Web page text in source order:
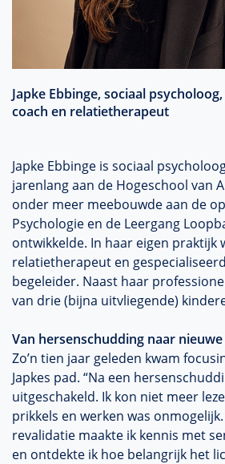
Japke Ebbinge, sociaal psycholoog,
coach en relatietherapeut
Japke Ebbinge is sociaal
jarenlang aan de Hogeschool van
onder meer meebouwde aan de
Psychologie en de Leergang
ontwikkelde. In haar eigen praktijk
relatietherapeut en
begeleider. Naast haar
van drie (bijna uitvliegende)
Van hersenschudding naar
Zo’n tien jaar geleden kwam
Japkes pad. “Na een
uitgeschakeld. Ik kon niet meer
prikkels en werken was
revalidatie maakte ik kennis met
en ontdekte ik hoe belangrijk het